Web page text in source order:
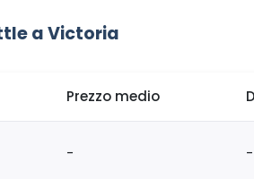
a Victoria
Prezzo medio
- -